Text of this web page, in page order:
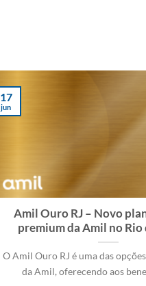
Amil Ouro RJ – Novo
premium da Amil no Rio
O Amil Ouro RJ é uma das
da Amil, oferecendo aos
17
jun